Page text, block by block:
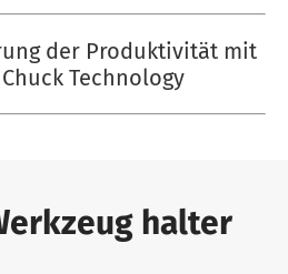
der Produktivität mit
Technology
halter